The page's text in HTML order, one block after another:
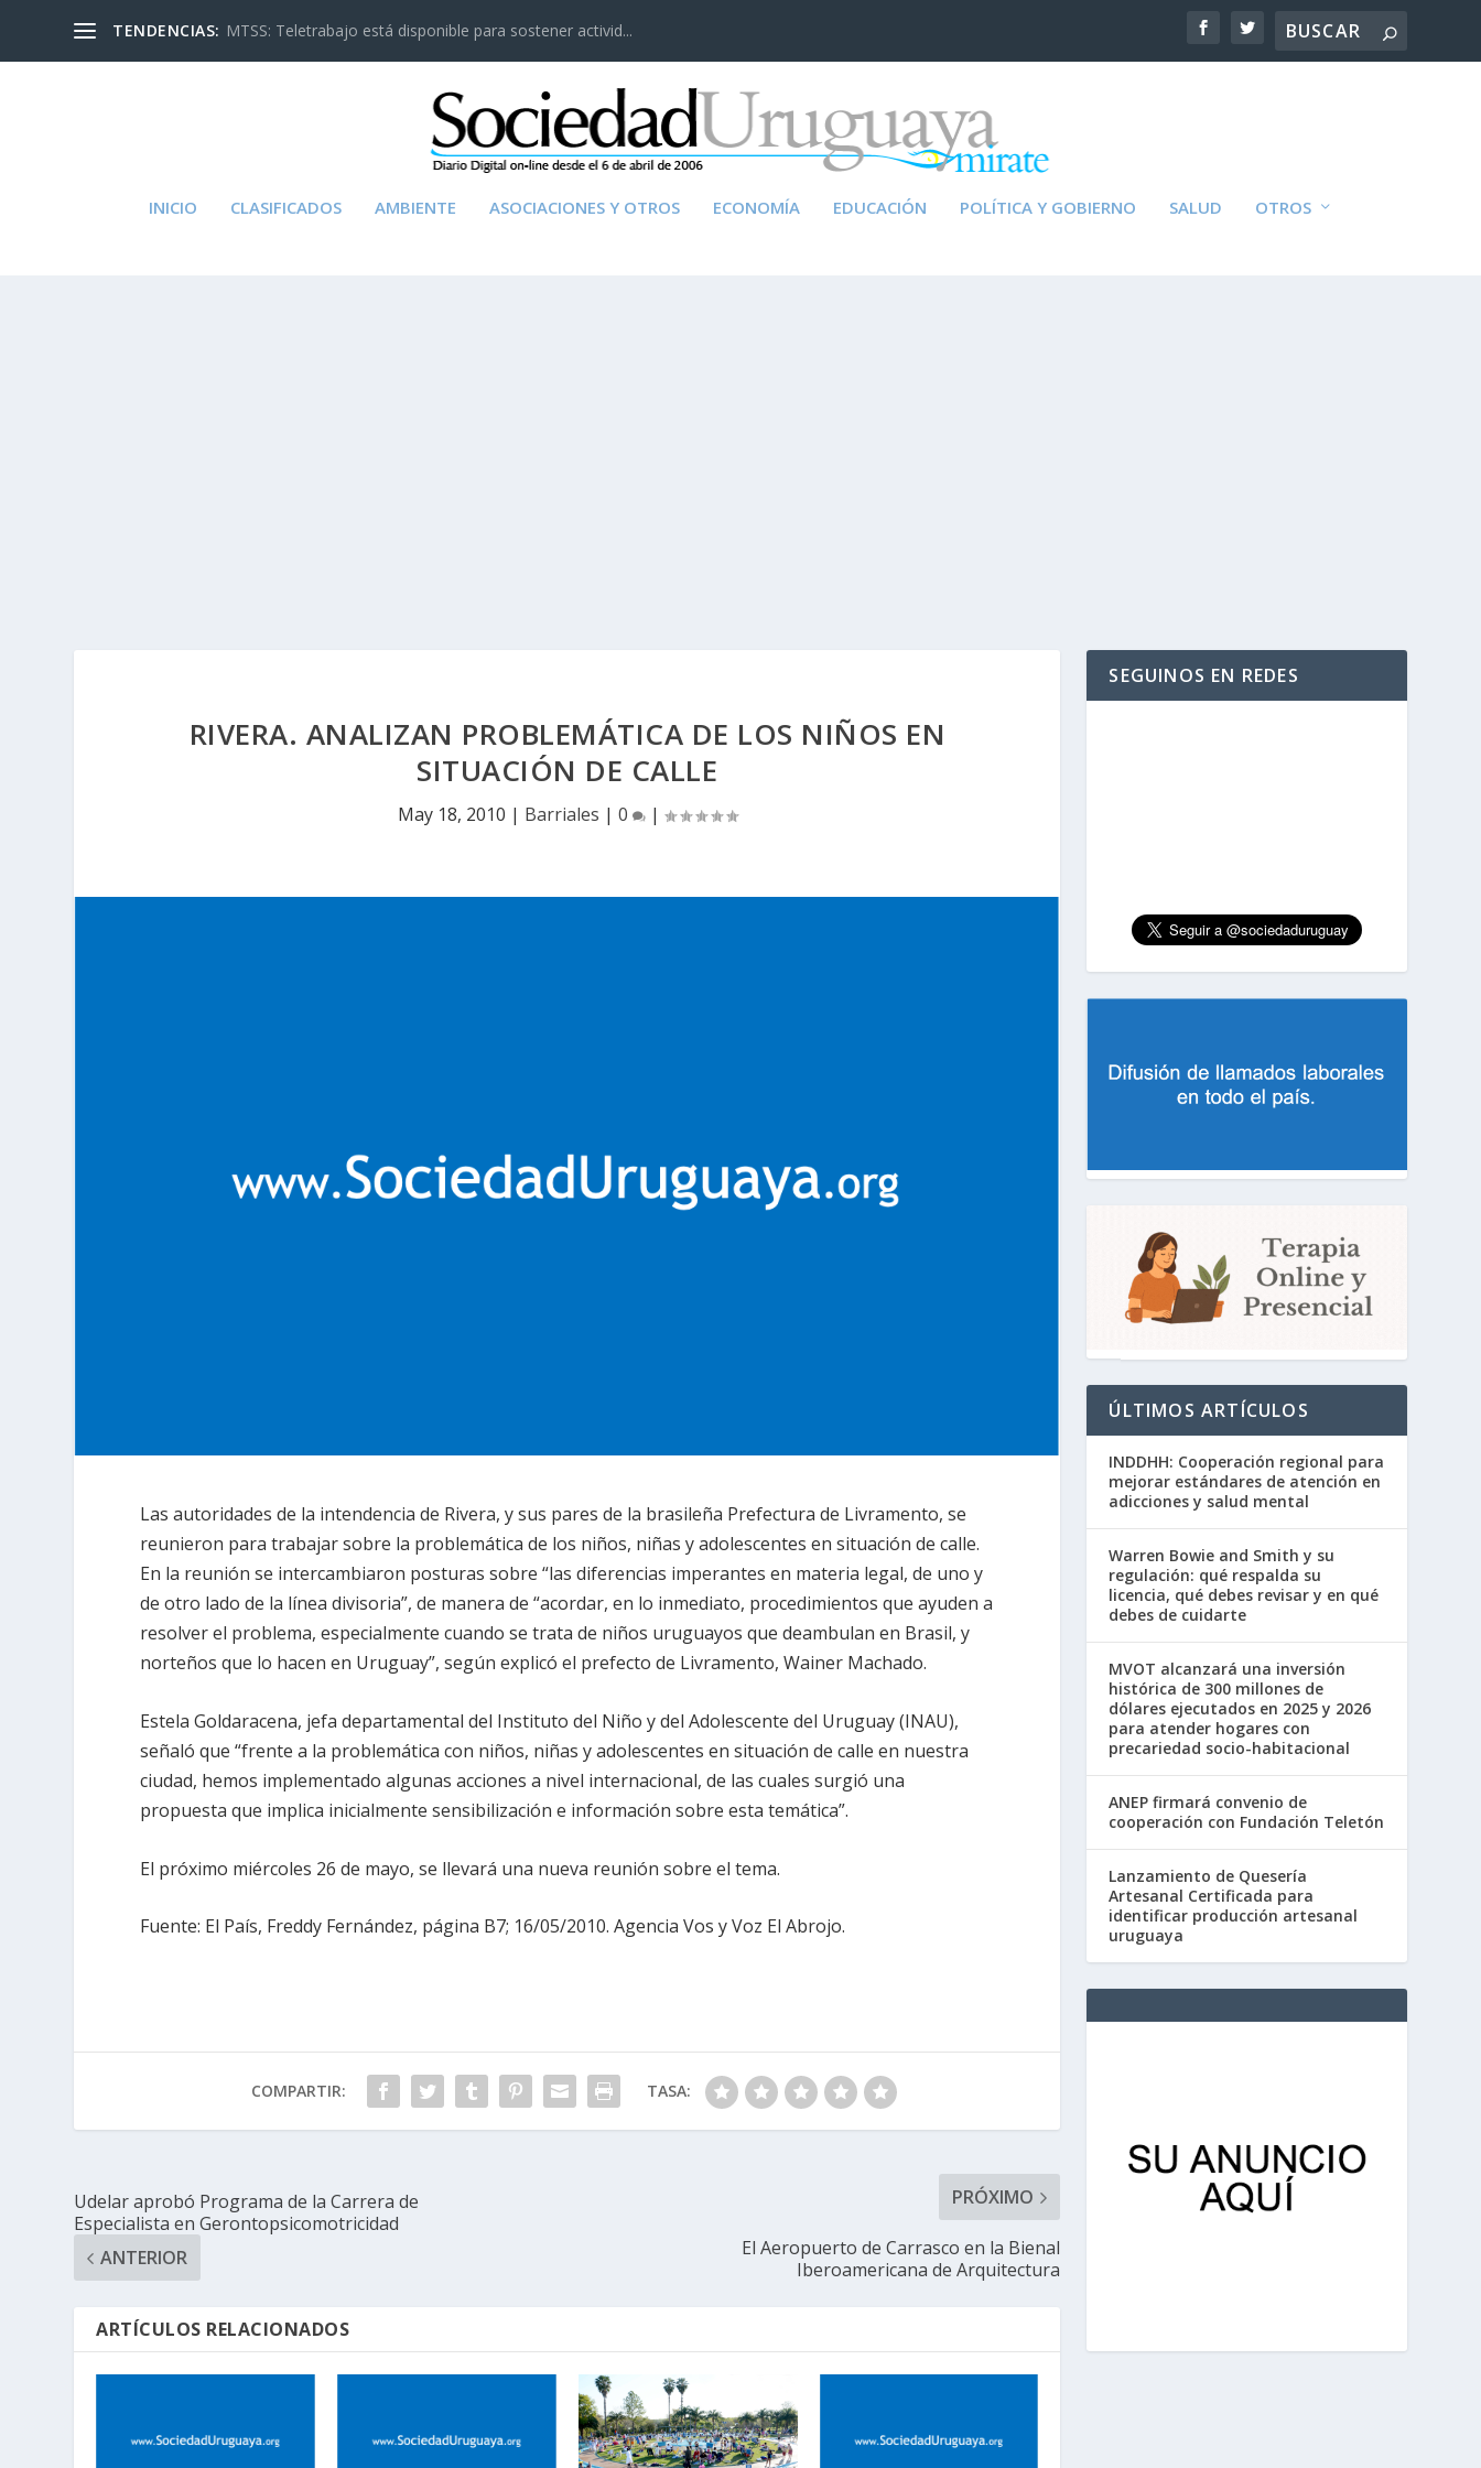
TENDENCIAS: MTSS: Teletrabajo está disponible para sostener activid...
INICIO CLASIFICADOS AMBIENTE ASOCIACIONES Y OTROS ECONOMÍA EDUCACIÓN POLÍTICA Y GOBIERNO SALUD OTROS
RIVERA. ANALIZAN PROBLEMÁTICA DE LOS NIÑOS EN
SITUACIÓN DE CALLE
May 18, 2010 | Barriales | 0 |
Las autoridades de la intendencia de Rivera, y sus pares de la brasileña Prefectura de Livramento, se
reunieron para trabajar sobre la problemática de los niños, niñas y adolescentes en situación de calle.
En la reunión se intercambiaron posturas sobre “las diferencias imperantes en materia legal, de uno y
de otro lado de la línea divisoria”, de manera de “acordar, en lo inmediato, procedimientos que ayuden a
resolver el problema, especialmente cuando se trata de niños uruguayos que deambulan en Brasil, y
norteños que lo hacen en Uruguay”, según explicó el prefecto de Livramento, Wainer Machado.
Estela Goldaracena, jefa departamental del Instituto del Niño y del Adolescente del Uruguay (INAU),
señaló que “frente a la problemática con niños, niñas y adolescentes en situación de calle en nuestra
ciudad, hemos implementado algunas acciones a nivel internacional, de las cuales surgió una
propuesta que implica inicialmente sensibilización e información sobre esta temática”.
El próximo miércoles 26 de mayo, se llevará una nueva reunión sobre el tema.
Fuente: El País, Freddy Fernández, página B7; 16/05/2010. Agencia Vos y Voz El Abrojo.
COMPARTIR: TASA:
Udelar aprobó Programa de la Carrera de
Especialista en Gerontopsicomotricidad
ANTERIOR
PRÓXIMO
El Aeropuerto de Carrasco en la Bienal
Iberoamericana de Arquitectura
ARTÍCULOS RELACIONADOS
SEGUINOS EN REDES
ÚLTIMOS ARTÍCULOS
INDDHH: Cooperación regional para
mejorar estándares de atención en
adicciones y salud mental
Warren Bowie and Smith y su
regulación: qué respalda su
licencia, qué debes revisar y en qué
debes de cuidarte
MVOT alcanzará una inversión
histórica de 300 millones de
dólares ejecutados en 2025 y 2026
para atender hogares con
precariedad socio-habitacional
ANEP firmará convenio de
cooperación con Fundación Teletón
Lanzamiento de Quesería
Artesanal Certificada para
identificar producción artesanal
uruguaya